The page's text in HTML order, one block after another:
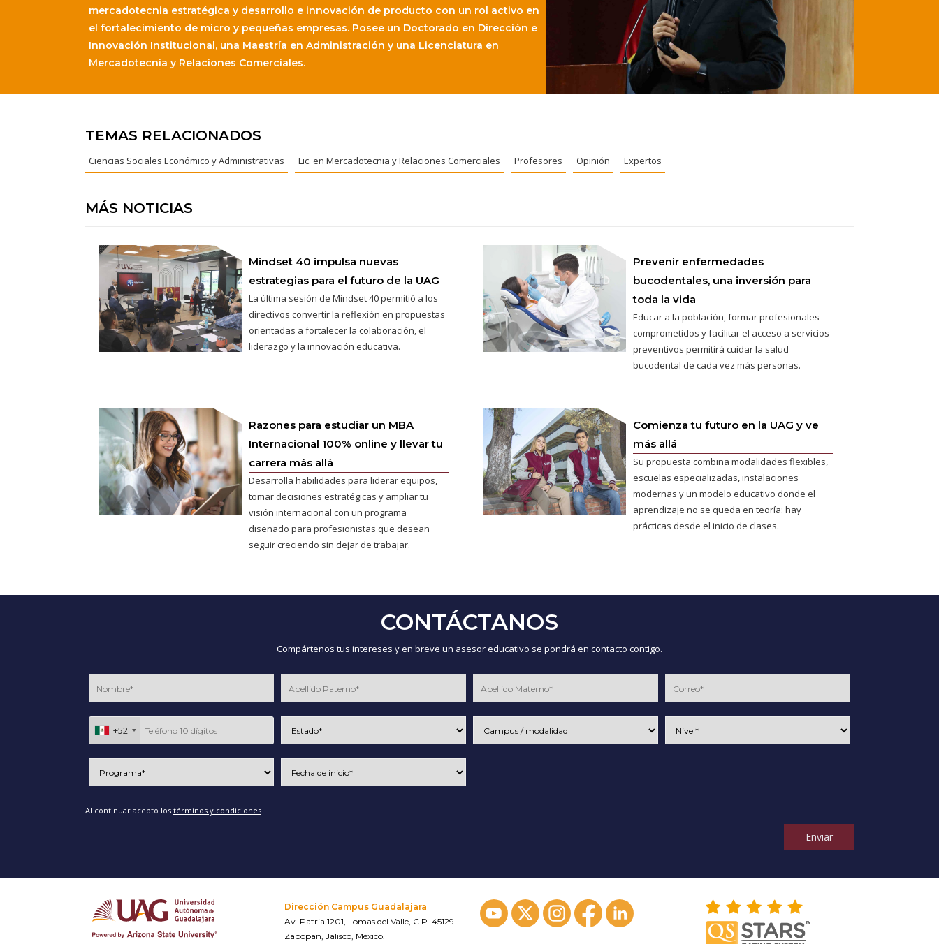
mercadotecnia estratégica y desarrollo e innovación de producto con un rol activo en
el fortalecimiento de micro y pequeñas empresas. Posee un Doctorado en Dirección e
Innovación Institucional, una Maestría en Administración y una Licenciatura en
Mercadotecnia y Relaciones Comerciales.
TEMAS RELACIONADOS
Ciencias Sociales Económico y Administrativas Lic. en Mercadotecnia y Relaciones Comerciales Profesores Opinión Expertos
MÁS NOTICIAS
Mindset 40 impulsa nuevas
estrategias para el futuro de la UAG
La última sesión de Mindset 40 permitió a los
directivos convertir la reflexión en propuestas
orientadas a fortalecer la colaboración, el
liderazgo y la innovación educativa.
Prevenir enfermedades
bucodentales, una inversión para
toda la vida
Educar a la población, formar profesionales
comprometidos y facilitar el acceso a servicios
preventivos permitirá cuidar la salud
bucodental de cada vez más personas.
Razones para estudiar un MBA
Internacional 100% online y llevar tu
carrera más allá
Desarrolla habilidades para liderar equipos,
tomar decisiones estratégicas y ampliar tu
visión internacional con un programa
diseñado para profesionistas que desean
seguir creciendo sin dejar de trabajar.
Comienza tu futuro en la UAG y ve
más allá
Su propuesta combina modalidades flexibles,
escuelas especializadas, instalaciones
modernas y un modelo educativo donde el
aprendizaje no se queda en teoría: hay
prácticas desde el inicio de clases.
CONTÁCTANOS
Compártenos tus intereses y en breve un asesor educativo se pondrá en contacto contigo.
+52
Al continuar acepto los términos y condiciones
Enviar
Dirección Campus Guadalajara
Av. Patria 1201, Lomas del Valle, C.P. 45129
Zapopan, Jalisco, México.